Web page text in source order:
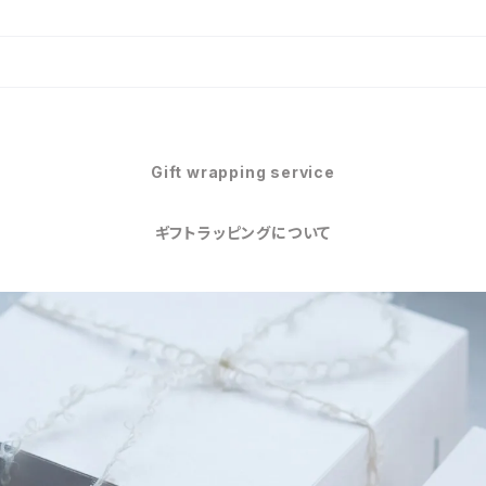
Gift wrapping service
ギフトラッピングについて